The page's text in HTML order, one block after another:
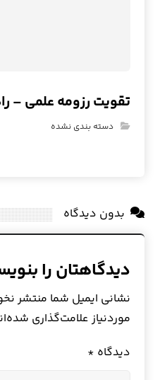
تقویت رزومه علمی –
دسته بندی نشده
بدون دیدگاه
دیدگاهتان را
نشانی ایمیل شما منتشر
موردنیاز علامت‌گذاری
دیدگاه *